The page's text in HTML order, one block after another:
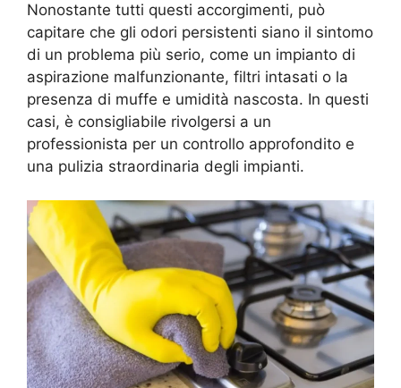
Nonostante tutti questi accorgimenti, può
capitare che gli odori persistenti siano il sintomo
di un problema più serio, come un impianto di
aspirazione malfunzionante, filtri intasati o la
presenza di muffe e umidità nascosta. In questi
casi, è consigliabile rivolgersi a un
professionista per un controllo approfondito e
una pulizia straordinaria degli impianti.